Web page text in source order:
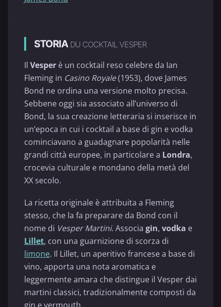
STORIA DU COCKTAIL VESPER
Il Vesper è un cocktail reso celebre da Ian
Fleming in Casino Royale(1953), dove James
Bond ne ordina una versione molto precisa.
Sebbene oggi sia associato all’universo di
Bond, la sua creazione letteraria si inserisce in
un’epoca in cui i cocktail a base di gin e vodka
cominciavano a guadagnare popolarità nelle
grandi città europee, in particolare a Londra,
crocevia culturale e mondano della metà del
XX secolo.
La ricetta originale è attribuita a Fleming
stesso, che la fa preparare da Bond con il
nome di Vesper Martini. Associa gin, vodka e
Lillet, con una guarnizione di scorza di
limone. Il Lillet, un aperitivo francese a base di
vino, apporta una nota aromatica e
leggermente amara che distingue il Vesper dai
martini classici, tradizionalmente composti da